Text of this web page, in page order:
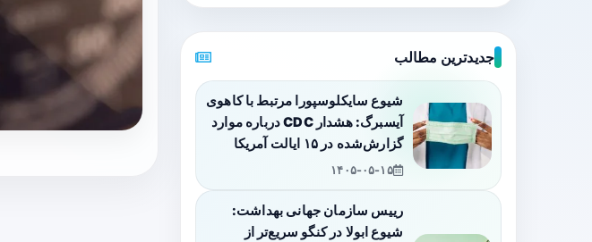
جدیدترین مطالب
شیوع سایکلوسپورا مرتبط با کاهوی
آیسبرگ: هشدار CDC درباره موارد
گزارش‌شده در ۱۵ ایالت آمریکا
۱۴۰۵-۰۵-۱۵
رییس سازمان جهانی بهداشت:
شیوع ابولا در کنگو سریع‌تر از